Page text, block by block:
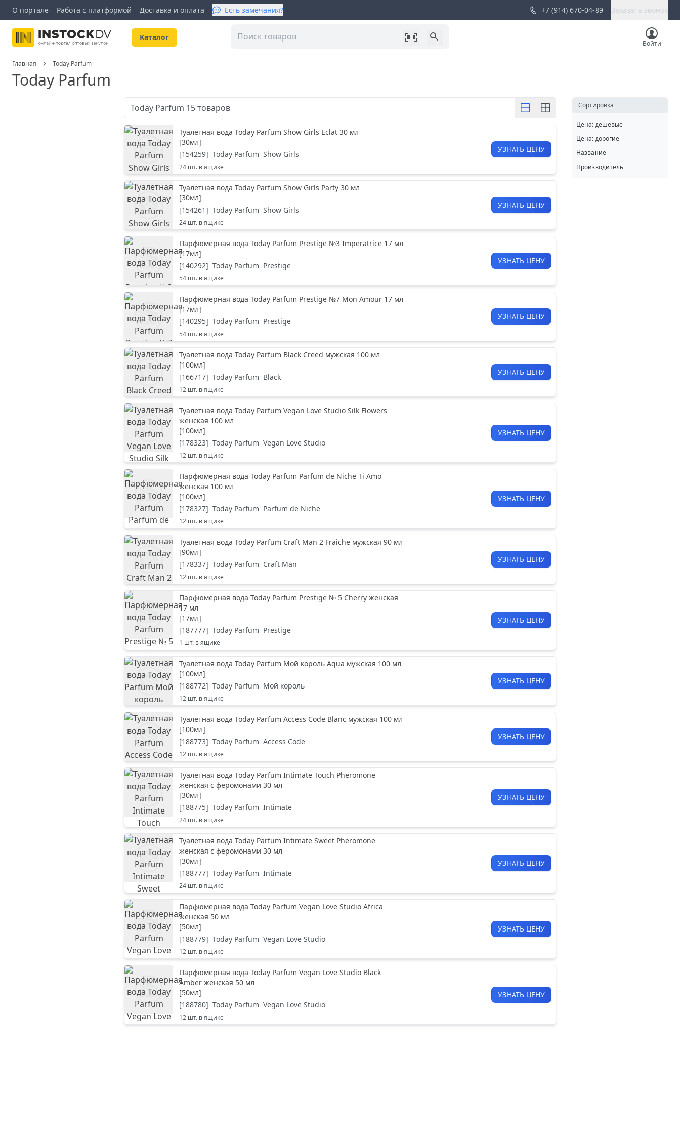
О портале Работа с платформой Доставка и оплата Есть замечания? +7 (914) 670-04-89 Заказать звонок
Kаталог
Войти
Главная Today Parfum
Today Parfum
Today Parfum 15товаров
Туалетная вода Today Parfum Show Girls Eclat 30 мл
[30мл]
[154259] Today Parfum Show Girls
24 шт. в ящике
УЗНАТЬ ЦЕНУ
Туалетная вода Today Parfum Show Girls Party 30 мл
[30мл]
[154261] Today Parfum Show Girls
24 шт. в ящике
УЗНАТЬ ЦЕНУ
Парфюмерная вода Today Parfum Prestige №3 Imperatrice 17 мл
[17мл]
[140292] Today Parfum Prestige
54 шт. в ящике
УЗНАТЬ ЦЕНУ
Парфюмерная вода Today Parfum Prestige №7 Mon Amour 17 мл
[17мл]
[140295] Today Parfum Prestige
54 шт. в ящике
УЗНАТЬ ЦЕНУ
Туалетная вода Today Parfum Black Creed мужская 100 мл
[100мл]
[166717] Today Parfum Black
12 шт. в ящике
УЗНАТЬ ЦЕНУ
Туалетная вода Today Parfum Vegan Love Studio Silk Flowers
женская 100 мл
[100мл]
[178323] Today Parfum Vegan Love Studio
12 шт. в ящике
УЗНАТЬ ЦЕНУ
Парфюмерная вода Today Parfum Parfum de Niche Ti Amo
женская 100 мл
[100мл]
[178327] Today Parfum Parfum de Niche
12 шт. в ящике
УЗНАТЬ ЦЕНУ
Туалетная вода Today Parfum Craft Man 2 Fraiche мужская 90 мл
[90мл]
[178337] Today Parfum Craft Man
12 шт. в ящике
УЗНАТЬ ЦЕНУ
Парфюмерная вода Today Parfum Prestige № 5 Cherry женская
17 мл
[17мл]
[187777] Today Parfum Prestige
1 шт. в ящике
УЗНАТЬ ЦЕНУ
Туалетная вода Today Parfum Мой король Aqua мужская 100 мл
[100мл]
[188772] Today Parfum Мой король
12 шт. в ящике
УЗНАТЬ ЦЕНУ
Туалетная вода Today Parfum Access Code Blanc мужская 100 мл
[100мл]
[188773] Today Parfum Access Code
12 шт. в ящике
УЗНАТЬ ЦЕНУ
Туалетная вода Today Parfum Intimate Touch Pheromone
женская с феромонами 30 мл
[30мл]
[188775] Today Parfum Intimate
24 шт. в ящике
УЗНАТЬ ЦЕНУ
Туалетная вода Today Parfum Intimate Sweet Pheromone
женская с феромонами 30 мл
[30мл]
[188777] Today Parfum Intimate
24 шт. в ящике
УЗНАТЬ ЦЕНУ
Парфюмерная вода Today Parfum Vegan Love Studio Africa
женская 50 мл
[50мл]
[188779] Today Parfum Vegan Love Studio
12 шт. в ящике
УЗНАТЬ ЦЕНУ
Парфюмерная вода Today Parfum Vegan Love Studio Black
Amber женская 50 мл
[50мл]
[188780] Today Parfum Vegan Love Studio
12 шт. в ящике
УЗНАТЬ ЦЕНУ
Cортировка
Цена: дешевые
Цена: дорогие
Название
Производитель